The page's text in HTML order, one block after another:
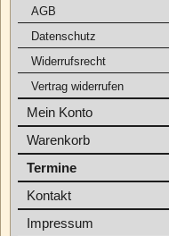
AGB
Datenschutz
Widerrufsrecht
Vertrag widerrufen
Mein Konto
Warenkorb
Termine
Kontakt
Impressum